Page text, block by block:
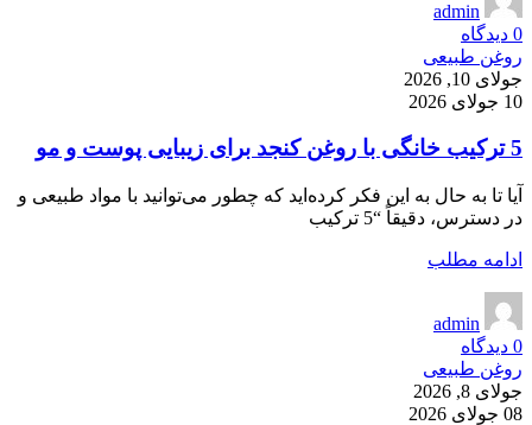
admin
0 دیدگاه
روغن طبیعی
جولای 10, 2026
10 جولای 2026
5 ترکیب خانگی با روغن کنجد برای زیبایی پوست و مو
آیا تا به حال به این فکر کرده‌اید که چطور می‌توانید با مواد طبیعی و
در دسترس، دقیقاً “5 ترکیب
ادامه مطلب
admin
0 دیدگاه
روغن طبیعی
جولای 8, 2026
08 جولای 2026